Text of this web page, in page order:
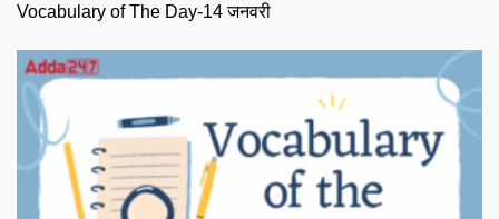
Vocabulary of The Day-14 जनवरी